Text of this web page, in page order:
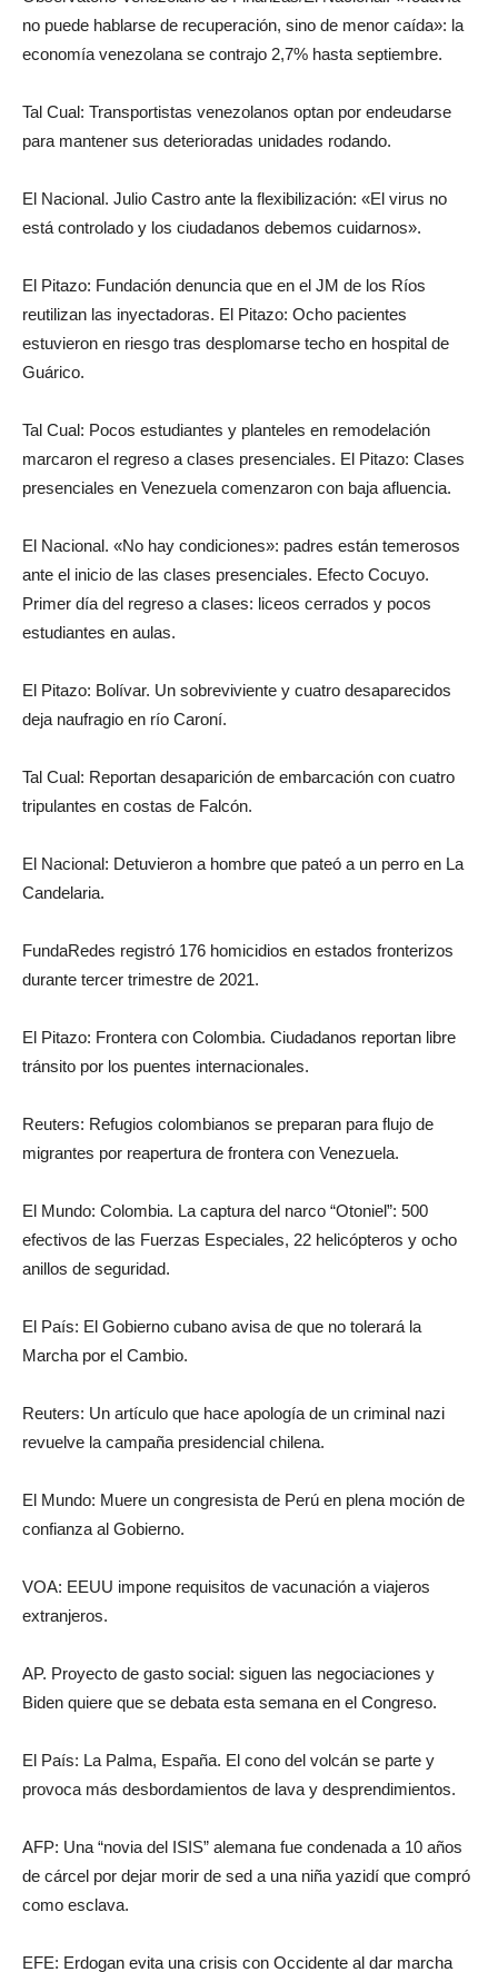
no puede hablarse de recuperación, sino de menor caída»: la
economía venezolana se contrajo 2,7% hasta septiembre.
Tal Cual: Transportistas venezolanos optan por endeudarse
para mantener sus deterioradas unidades rodando.
El Nacional. Julio Castro ante la flexibilización: «El virus no
está controlado y los ciudadanos debemos cuidarnos».
El Pitazo: Fundación denuncia que en el JM de los Ríos
reutilizan las inyectadoras. El Pitazo: Ocho pacientes
estuvieron en riesgo tras desplomarse techo en hospital de
Guárico.
Tal Cual: Pocos estudiantes y planteles en remodelación
marcaron el regreso a clases presenciales. El Pitazo: Clases
presenciales en Venezuela comenzaron con baja afluencia.
El Nacional. «No hay condiciones»: padres están temerosos
ante el inicio de las clases presenciales. Efecto Cocuyo.
Primer día del regreso a clases: liceos cerrados y pocos
estudiantes en aulas.
El Pitazo: Bolívar. Un sobreviviente y cuatro desaparecidos
deja naufragio en río Caroní.
Tal Cual: Reportan desaparición de embarcación con cuatro
tripulantes en costas de Falcón.
El Nacional: Detuvieron a hombre que pateó a un perro en La
Candelaria.
FundaRedes registró 176 homicidios en estados fronterizos
durante tercer trimestre de 2021.
El Pitazo: Frontera con Colombia. Ciudadanos reportan libre
tránsito por los puentes internacionales.
Reuters: Refugios colombianos se preparan para flujo de
migrantes por reapertura de frontera con Venezuela.
El Mundo: Colombia. La captura del narco “Otoniel”: 500
efectivos de las Fuerzas Especiales, 22 helicópteros y ocho
anillos de seguridad.
El País: El Gobierno cubano avisa de que no tolerará la
Marcha por el Cambio.
Reuters: Un artículo que hace apología de un criminal nazi
revuelve la campaña presidencial chilena.
El Mundo: Muere un congresista de Perú en plena moción de
confianza al Gobierno.
VOA: EEUU impone requisitos de vacunación a viajeros
extranjeros.
AP. Proyecto de gasto social: siguen las negociaciones y
Biden quiere que se debata esta semana en el Congreso.
El País: La Palma, España. El cono del volcán se parte y
provoca más desbordamientos de lava y desprendimientos.
AFP: Una “novia del ISIS” alemana fue condenada a 10 años
de cárcel por dejar morir de sed a una niña yazidí que compró
como esclava.
EFE: Erdogan evita una crisis con Occidente al dar marcha